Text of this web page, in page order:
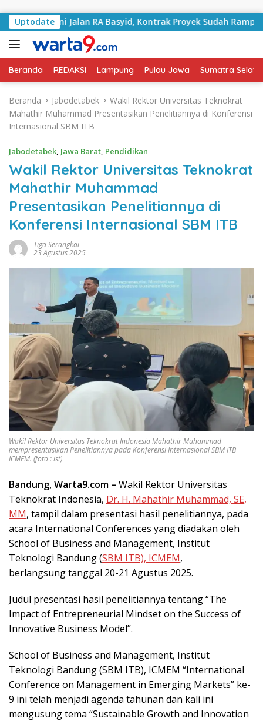
Uptodate
Jalan RA Basyid, Kontrak Proyek Sudah Rampung
Beranda REDAKSI Lampung Pulau Jawa Sumatra
Beranda Jabodetabek
Wakil Rektor Universitas Teknokrat
Mahathir Muhammad Presentasikan Penelitiannya di Konferensi
Internasional SBM ITB
Jabodetabek, Jawa Barat, Pendidikan
Wakil Rektor Universitas Teknokrat
Mahathir Muhammad
Presentasikan Penelitiannya di
Konferensi Internasional SBM ITB
Tiga Serangkai
23 Agustus 2025
Wakil Rektor Universitas Teknokrat Indonesia Mahathir Muhammad
mempresentasikan Penelitiannya pada Konferensi Internasional SBM ITB
ICMEM. (foto : ist)
Bandung, Warta9.com – Wakil Rektor Universitas
Teknokrat Indonesia, Dr. H. Mahathir Muhammad, SE,
MM, tampil dalam presentasi hasil penelitiannya, pada
acara International Conferences yang diadakan oleh
School of Business and Management, Institut
Teknologi Bandung (SBM ITB), ICMEM,
berlangsung tanggal 20-21 Agustus 2025.
Judul presentasi hasil penelitiannya tentang “The
Impact of Entrepreneurial Mindset on the Success of
Innovative Business Model”.
School of Business and Management, Institut
Teknologi Bandung (SBM ITB), ICMEM “International
Conference on Management in Emerging Markets” ke-
9 ini telah menjadi agenda tahunan dan kali ini
mengusung tema “Sustainable Growth and Innovation